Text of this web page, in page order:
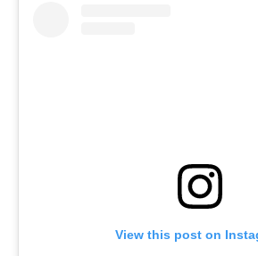
View this post on